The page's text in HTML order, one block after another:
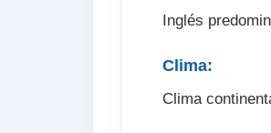
Inglés
Clima:
Clima